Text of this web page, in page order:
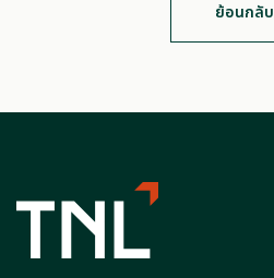
ย้อนกลับ